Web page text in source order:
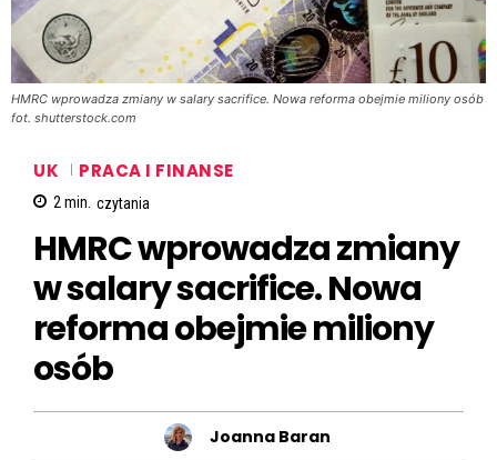
HMRC wprowadza zmiany w salary sacrifice. Nowa reforma obejmie miliony osób
fot. shutterstock.com
UK PRACA I FINANSE
2min. czytania
HMRC wprowadza zmiany
w salary sacrifice. Nowa
reforma obejmie miliony
osób
Joanna Baran